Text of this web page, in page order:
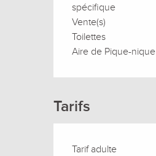
spécifique
Vente(s)
Toilettes
Aire de Pique-nique
Tarifs
Tarif adulte